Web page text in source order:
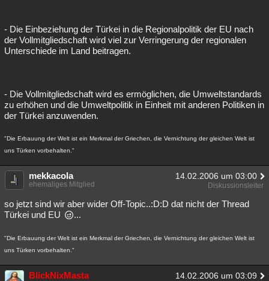
- Die Einbeziehung der Türkei in die Regionalpolitik der EU nach
der Vollmitgliedschaft wird viel zur Verringerung der regionalen
Unterschiede im Land beitragen.
- Die Vollmitgliedschaft wird es ermöglichen, die Umweltstandards
zu erhöhen und die Umweltpolitik in Einheit mit anderen Politiken in
der Türkei anzuwenden.
"Die Erbauung der Welt ist ein Merkmal der Griechen, die Vernichtung der gleichen Welt ist
uns Türken vorbehalten."
mekkacola 14.02.2006 um 03:00
ehemaliges Mitglied Diskussionsleiter
so jetzt sind wir aber wider Off-Topic..:D:D dat nicht der Thread
Türkei und EU
...
"Die Erbauung der Welt ist ein Merkmal der Griechen, die Vernichtung der gleichen Welt ist
uns Türken vorbehalten."
BlickNixMasta 14.02.2006 um 03:09